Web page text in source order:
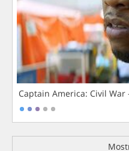
Captain America: Civil